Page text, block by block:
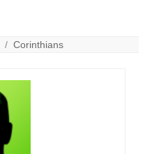
/Corinthians